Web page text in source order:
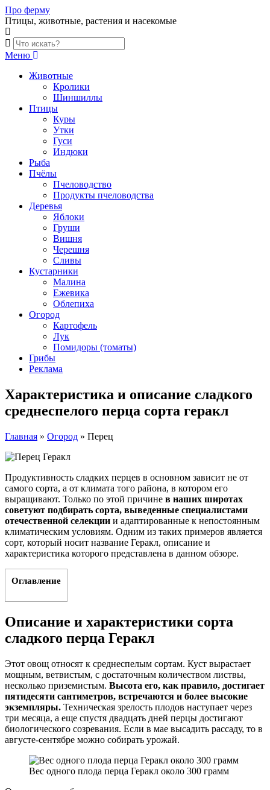
Skip
to
content
Про ферму
Птицы, животные, растения и насекомые
Меню
Животные
Кролики
Шиншиллы
Птицы
Куры
Утки
Гуси
Индюки
Рыба
Пчёлы
Пчеловодство
Продукты пчеловодства
Деревья
Яблоки
Груши
Вишня
Черешня
Сливы
Кустарники
Малина
Ежевика
Облепиха
Огород
Картофель
Лук
Помидоры (томаты)
Грибы
Реклама
Характеристика и описание сладкого
среднеспелого перца сорта геракл
Главная » Огород » Перец
Продуктивность сладких перцев в основном зависит не от
самого сорта, а от климата того района, в котором его
выращивают. Только по этой причине в наших широтах
советуют подбирать сорта, выведенные специалистами
отечественной селекции и адаптированные к непостоянным
климатическим условиям. Одним из таких примеров является
сорт, который носит название Геракл, описание и
характеристика которого представлена в данном обзоре.
Оглавление
Описание и характеристики сорта
сладкого перца Геракл
Этот овощ относят к среднеспелым сортам. Куст вырастает
мощным, ветвистым, с достаточным количеством листвы,
несколько приземистым. Высота его, как правило, достигает
пятидесяти сантиметров, встречаются и более высокие
экземпляры. Техническая зрелость плодов наступает через
три месяца, а еще спустя двадцать дней перцы достигают
биологического созревания. Если в мае высадить рассаду, то в
августе-сентябре можно собирать урожай.
Вес одного плода перца Геракл около 300 грамм